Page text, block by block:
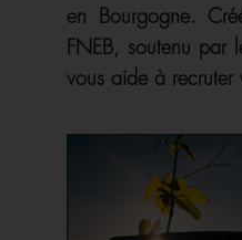
en Bourgogne.
FNEB, soutenu par
vous aide à recruter